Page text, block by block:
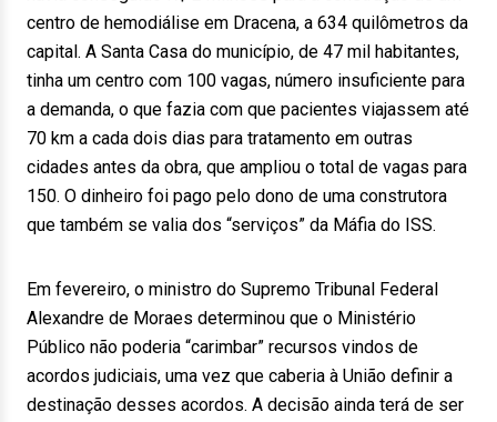
centro de hemodiálise em Dracena, a 634 quilômetros da
capital. A Santa Casa do município, de 47 mil habitantes,
tinha um centro com 100 vagas, número insuficiente para
a demanda, o que fazia com que pacientes viajassem até
70 km a cada dois dias para tratamento em outras
cidades antes da obra, que ampliou o total de vagas para
150. O dinheiro foi pago pelo dono de uma construtora
que também se valia dos “serviços” da Máfia do ISS.
Em fevereiro, o ministro do Supremo Tribunal Federal
Alexandre de Moraes determinou que o Ministério
Público não poderia “carimbar” recursos vindos de
acordos judiciais, uma vez que caberia à União definir a
destinação desses acordos. A decisão ainda terá de ser